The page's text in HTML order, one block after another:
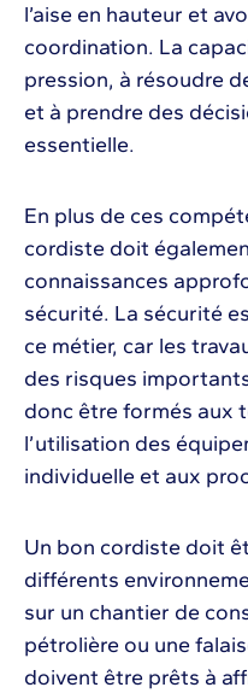
l’aise en hauteur et
coordination. La
pression, à résoudre
et à prendre des
essentielle.
En plus de ces
cordiste doit
connaissances
sécurité. La sécurité
ce métier, car les
des risques
donc être formés aux
l’utilisation des
individuelle et aux
Un bon cordiste doit
différents
sur un chantier de
pétrolière ou une
doivent être prêts à